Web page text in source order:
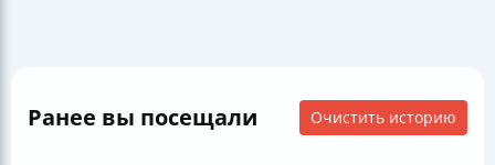
Ранее вы посещали Очистить историю